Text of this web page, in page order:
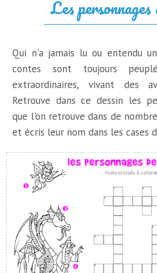
Les personnages
Qui n'a jamais lu ou entendu
contes sont toujours
extraordinaires, vivant des
Retrouve dans ce dessin les
que l'on retrouve dans de
et écris leur nom dans les cases